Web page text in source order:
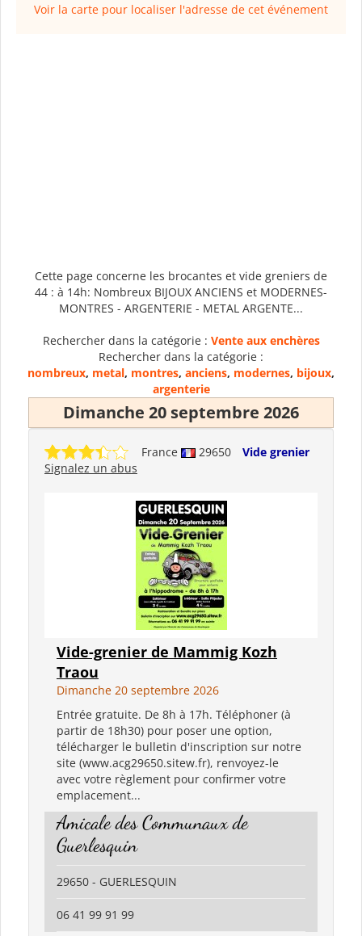
Voir la carte pour localiser l'adresse de cet événement
Cette page concerne les brocantes et vide greniers de
44 : à 14h: Nombreux BIJOUX ANCIENS et MODERNES-
MONTRES - ARGENTERIE - METAL ARGENTE...
Rechercher dans la catégorie : Vente aux enchères
Rechercher dans la catégorie :
nombreux, metal, montres, anciens, modernes, bijoux,
argenterie
Dimanche 20 septembre 2026
France 29650
Vide grenier
Signalez un abus
Vide-grenier de Mammig Kozh
Traou
Dimanche 20 septembre 2026
Entrée gratuite. De 8h à 17h. Téléphoner (à
partir de 18h30) pour poser une option,
télécharger le bulletin d'inscription sur notre
site (www.acg29650.sitew.fr), renvoyez-le
avec votre règlement pour confirmer votre
emplacement...
Amicale des Communaux de
Guerlesquin
29650 - GUERLESQUIN
06 41 99 91 99